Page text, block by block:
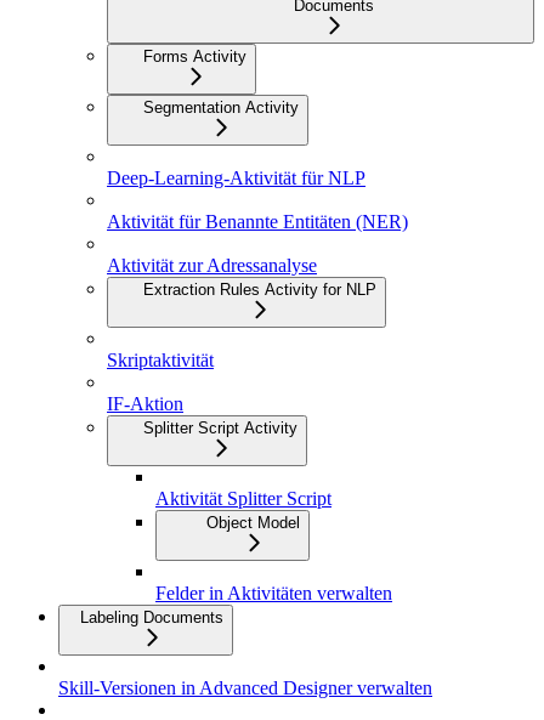
Documents
Forms Activity
Segmentation Activity
Deep-Learning-Aktivität für NLP
Aktivität für Benannte Entitäten (NER)
Aktivität zur Adressanalyse
Extraction Rules Activity for NLP
Skriptaktivität
IF-Aktion
Splitter Script Activity
Aktivität Splitter Script
Object Model
Felder in Aktivitäten verwalten
Labeling Documents
Skill-Versionen in Advanced Designer verwalten